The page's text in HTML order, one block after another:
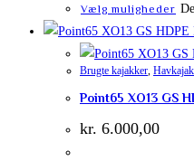
Vælg muligheder
Brugte kajakker,
Point65 XO13 GS
kr. 6.000,00